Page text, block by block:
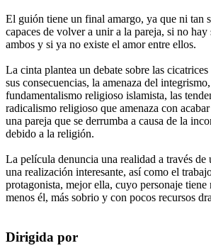
El guión tiene un final amargo, ya que ni tan
capaces de volver a unir a la pareja, si no
ambos y si ya no existe el amor entre ellos.
La cinta plantea un debate sobre las
sus consecuencias, la amenaza del
fundamentalismo religioso islamista, las
radicalismo religioso que amenaza con
una pareja que se derrumba a causa de la
debido a la religión.
La película denuncia una realidad a través de
una realización interesante, así como el
protagonista, mejor ella, cuyo personaje tiene
menos él, más sobrio y con pocos recursos
Dirigida por